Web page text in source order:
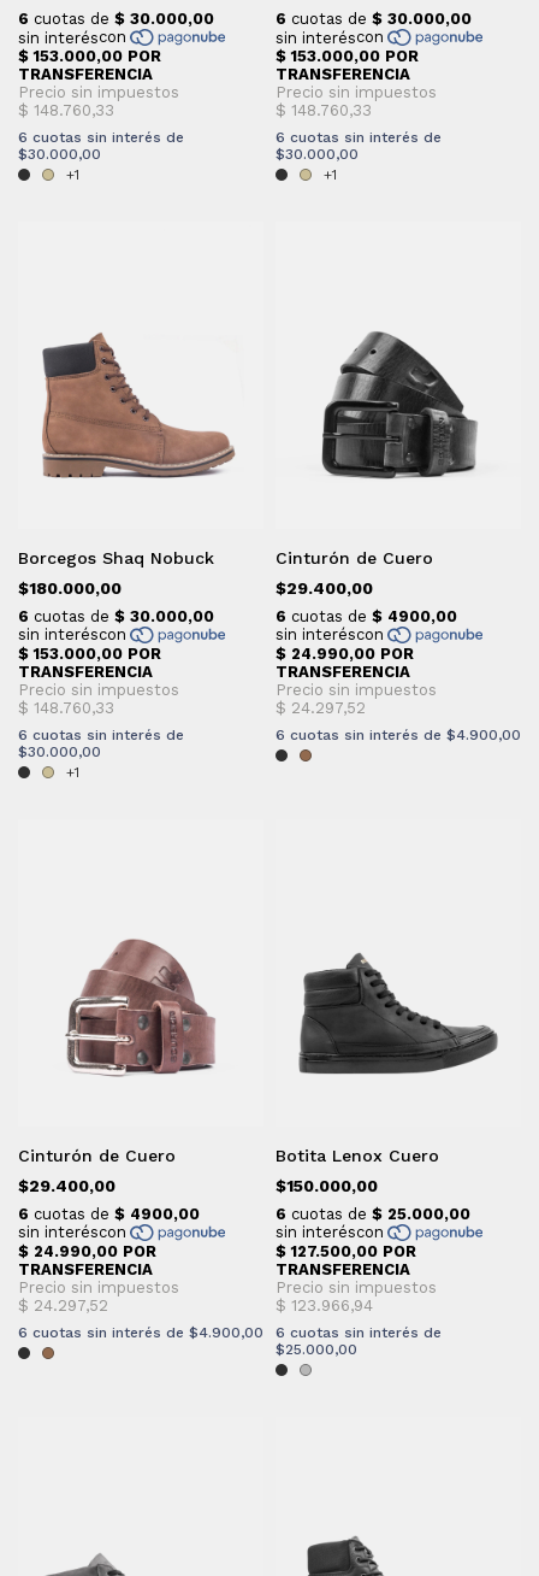
6 cuotas sin interés de
$30.000,00
+1
6 cuotas sin interés de
$30.000,00
+1
Borcegos Shaq Nobuck
$180.000,00
6 cuotas sin interés de
$30.000,00
+1
Cinturón de Cuero
$29.400,00
6 cuotas sin interés de $4.900,00
Cinturón de Cuero
$29.400,00
6 cuotas sin interés de $4.900,00
Botita Lenox Cuero
$150.000,00
6 cuotas sin interés de
$25.000,00